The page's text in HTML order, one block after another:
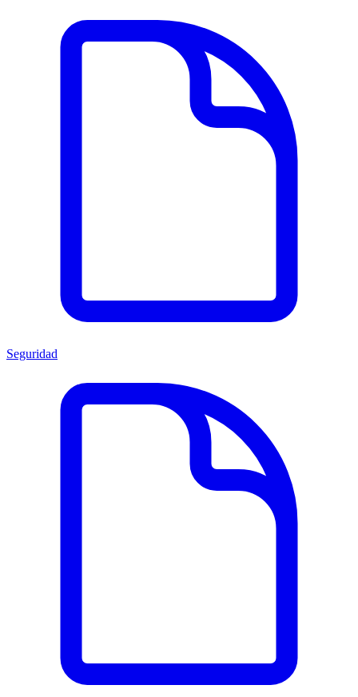
Seguridad